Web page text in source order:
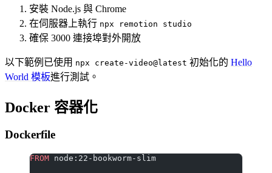
安裝 Node.js 與 Chrome
在伺服器上執行 npx remotion studio
確保 3000 連接埠對外開放
以下範例已使用 npx create-video@latest 初始化的 Hello
World 模板進行測試。
Docker 容器化
Dockerfile
FROM node:22-bookworm-slim